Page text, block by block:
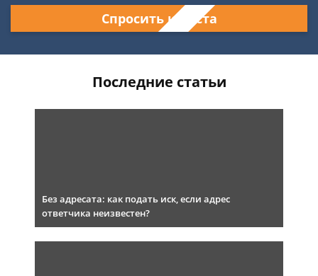
Спросить юриста
Последние статьи
Без адресата: как подать иск, если адрес
ответчика неизвестен?